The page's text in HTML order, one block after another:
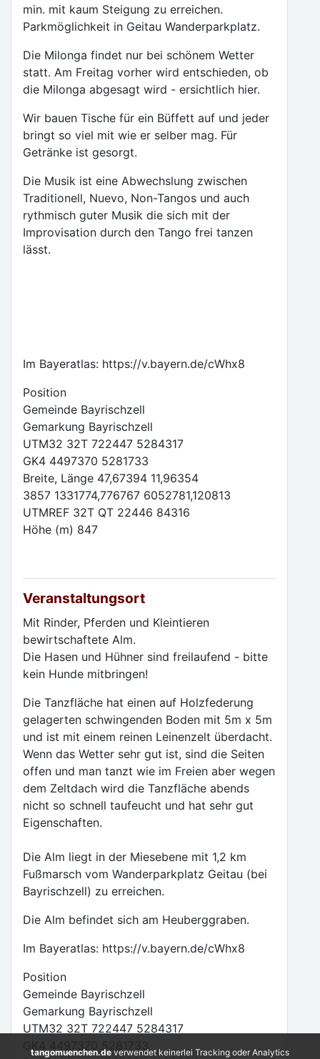
min. mit kaum Steigung zu erreichen.
Parkmöglichkeit in Geitau Wanderparkplatz.
Die Milonga findet nur bei schönem Wetter
statt. Am Freitag vorher wird entschieden, ob
die Milonga abgesagt wird - ersichtlich hier.
Wir bauen Tische für ein Büffett auf und jeder
bringt so viel mit wie er selber mag. Für
Getränke ist gesorgt.
Die Musik ist eine Abwechslung zwischen
Traditionell, Nuevo, Non-Tangos und auch
rythmisch guter Musik die sich mit der
Improvisation durch den Tango frei tanzen
lässt.
Im Bayeratlas: https://v.bayern.de/cWhx8
Position
Gemeinde Bayrischzell
Gemarkung Bayrischzell
UTM32 32T 722447 5284317
GK4 4497370 5281733
Breite, Länge 47,67394 11,96354
3857 1331774,776767 6052781,120813
UTMREF 32T QT 22446 84316
Höhe (m) 847
Veranstaltungsort
Mit Rinder, Pferden und Kleintieren
bewirtschaftete Alm.
Die Hasen und Hühner sind freilaufend - bitte
kein Hunde mitbringen!
Die Tanzfläche hat einen auf Holzfederung
gelagerten schwingenden Boden mit 5m x 5m
und ist mit einem reinen Leinenzelt überdacht.
Wenn das Wetter sehr gut ist, sind die Seiten
offen und man tanzt wie im Freien aber wegen
dem Zeltdach wird die Tanzfläche abends
nicht so schnell taufeucht und hat sehr gut
Eigenschaften.
Die Alm liegt in der Miesebene mit 1,2 km
Fußmarsch vom Wanderparkplatz Geitau (bei
Bayrischzell) zu erreichen.
Die Alm befindet sich am Heuberggraben.
Im Bayeratlas: https://v.bayern.de/cWhx8
Position
Gemeinde Bayrischzell
Gemarkung Bayrischzell
UTM32 32T 722447 5284317
GK4 4497370 5281733
tangomuenchen.de verwendet keinerlei Tracking oder Analytics